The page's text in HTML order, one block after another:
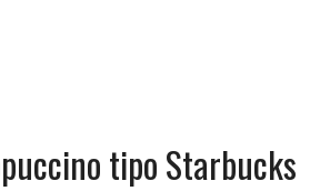
tipo Starbucks